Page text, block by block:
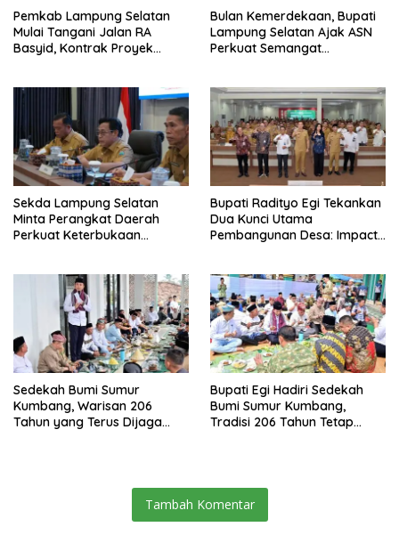
Pemkab Lampung Selatan
Mulai Tangani Jalan RA
Basyid, Kontrak Proyek
Bulan Kemerdekaan, Bupati
Lampung Selatan Ajak ASN
Perkuat Semangat
Sekda Lampung Selatan
Minta Perangkat Daerah
Perkuat Keterbukaan
Bupati Radityo Egi Tekankan
Dua Kunci Utama
Pembangunan Desa: Impact
Sedekah Bumi Sumur
Kumbang, Warisan 206
Tahun yang Terus Dijaga
Bupati Egi Hadiri Sedekah
Bumi Sumur Kumbang,
Tradisi 206 Tahun Tetap
Tambah Komentar